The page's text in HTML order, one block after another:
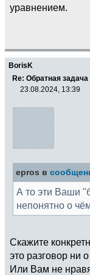
уравнением.
BorisK
Re: Обратная
23.08.2024, 13:39
epros в
А то эти Ваши
непонятно о
Скажите
это разговор ни
Или Вам не